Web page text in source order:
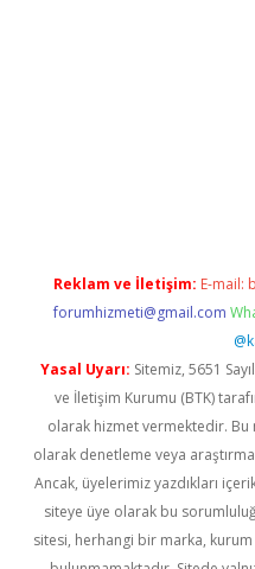
Reklam ve İletişim: E-mail:
forumhizmeti@gmail.com
Yasal Uyarı: Sitemiz, 5651
ve İletişim Kurumu (BTK)
olarak hizmet vermektedir.
olarak denetleme veya
Ancak, üyelerimiz yazdıkları
siteye üye olarak bu
sitesi, herhangi bir marka, kurum